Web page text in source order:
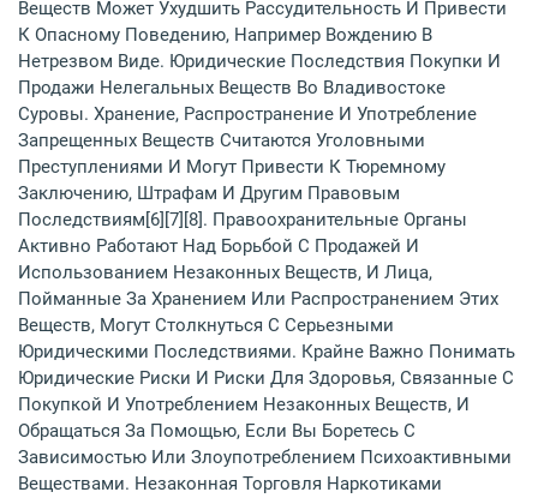
Веществ Может Ухудшить Рассудительность И Привести
К Опасному Поведению, Например Вождению В
Нетрезвом Виде. Юридические Последствия Покупки И
Продажи Нелегальных Веществ Во Владивостоке
Суровы. Хранение, Распространение И Употребление
Запрещенных Веществ Считаются Уголовными
Преступлениями И Могут Привести К Тюремному
Заключению, Штрафам И Другим Правовым
Последствиям[6][7][8]. Правоохранительные Органы
Активно Работают Над Борьбой С Продажей И
Использованием Незаконных Веществ, И Лица,
Пойманные За Хранением Или Распространением Этих
Веществ, Могут Столкнуться С Серьезными
Юридическими Последствиями. Крайне Важно Понимать
Юридические Риски И Риски Для Здоровья, Связанные С
Покупкой И Употреблением Незаконных Веществ, И
Обращаться За Помощью, Если Вы Боретесь С
Зависимостью Или Злоупотреблением Психоактивными
Веществами. Незаконная Торговля Наркотиками